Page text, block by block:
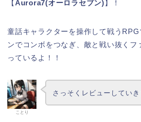
【 Aurora7(オーロラセブン)】！
童話キャラクターを操作して戦うRPG
ンでコンボをつなぎ、敵と戦い抜くフ
っているよ！！
ことり
さっそくレビューしていき